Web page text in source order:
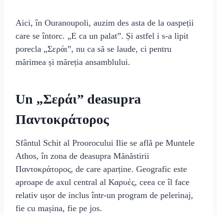
Aici, în Ouranoupoli, auzim des asta de la oaspeții
care se întorc. „E ca un palat”. Și astfel i s-a lipit
porecla „Σεράι”, nu ca să se laude, ci pentru
mărimea și măreția ansamblului.
Un „Σεράι” deasupra
Παντοκράτορος
Sfântul Schit al Proorocului Ilie se află pe Muntele
Athos, în zona de deasupra Mănăstirii
Παντοκράτορος, de care aparține. Geografic este
aproape de axul central al Καρυές, ceea ce îl face
relativ ușor de inclus într-un program de pelerinaj,
fie cu mașina, fie pe jos.